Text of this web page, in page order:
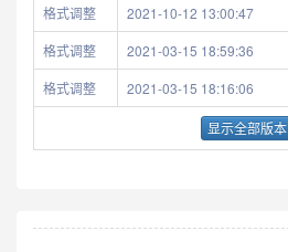
格式调整
2021-10-12 13:00:47
格式调整
2021-03-15 18:59:36
格式调整
2021-03-15 18:16:06
显示全部版本